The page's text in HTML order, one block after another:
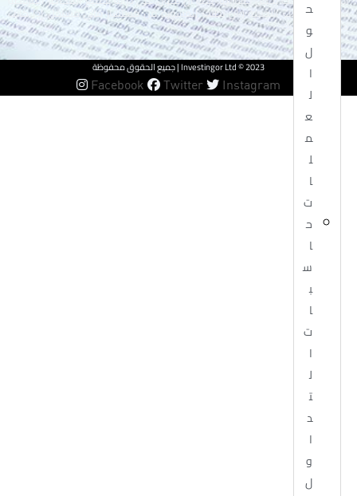
ح
و
ل
ا
ل
ع
م
ل
ا
ت
ح
ا
س
ب
ا
ت
ا
ل
ت
د
ا
و
ل
بتداول العملات الأجنبية وأن تطلب المشورة من مستشار مالي مستقل إذا كانت
لديك أي شكوك.
Investingor Ltd © 2023 | جميع الحقوق محفوظة
Facebook
Twitter Instagram